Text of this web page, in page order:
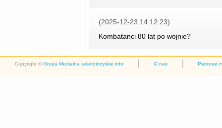
(2025-12-23 14:12:23)
Kombatanci 80 lat po wojnie?
Copyright © Grupa Medialna swietokrzyskie.info O nas Patronat